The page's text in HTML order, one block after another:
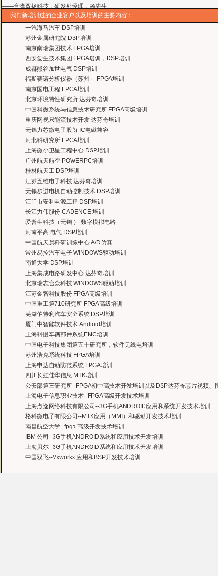
——台湾欧泽科技,张工
通过参加Symbian培训，再做Symbian相关的项目感觉更加得心应手了，理 论加
——IBM公司，沈经理
有曙海这样的DSP开发培训单位，是教育行业的财富，听了他们的课，茅塞顿开。
——上海医疗器械高等学校，罗老师
曙海的andriod 系统与应用培训完全符合了我公司的要求，达到了我公司培训的
上海贝尔，李工
曙海培训DSP2000的老师，上课思路清晰，口齿清楚，由浅入深，重点突出，培
达到了我们想要的效果，希望继续合作下去。
——中国电子科技集团技术部主任 马工
曙海的FPGA 培训很好地填补了高校FPGA培训空白，不错。总之，有利于学生
——上海电子，冯老师
曙海给我们公司提供的Dsp6000培训，符合我们项目的开发要求，解决了很多困
——公安部第三研究所，项目部负责人李先生
MTK培训-我在网上找了很久，就是找不到。在曙海居然有MTK驱动的培训，老
——台湾双扬科技，研发处经理，杨先生
曙海对我们公司的iPhone培训，实验项目很多，确实学到了东西。受益无穷 啊
——台湾欧泽科技,张工
通过参加Symbian培训，再做Symbian相关的项目感觉更加得心应手了，理 论加
——IBM公司，沈经理
有曙海这样的DSP开发培训单位，是教育行业的财富，听了他们的课，茅塞顿开。
——上海医疗器械高等学校，罗老师
我们新培训过的企业客户以及培训的主要内容：
一汽海马汽车 DSP培训
苏州金属研究院 DSP培训
南京南瑞集团技术 FPGA培训
西安爱生技术集团 FPGA培训，DSP培训
成都熊谷加世电气 DSP培训
福斯赛诺分析仪器（苏州） FPGA培训
南京国电工程 FPGA培训
北京环境特性研究所 达芬奇培训
中国科微系统与信息技术研究所 FPGA高级培训
重庆网视只能流技术开发 达芬奇培训
无锡力芯微电子股份 IC电磁兼容
河北科研究所 FPGA培训
上海微小卫星工程中心 DSP培训
广州航天航空 POWERPC培训
桂林航天工 DSP培训
江苏五维电子科技 达芬奇培训
无锡步进电机自动控制技术 DSP培训
江门市安利电源工程 DSP培训
长江力伟股份 CADENCE 培训
爱普生科技（无锡 ） 数字模拟电路
河南平高 电气 DSP培训
中国航天员科研训练中心 A/D仿真
常州易控汽车电子 WINDOWS驱动培训
南通大学 DSP培训
上海集成电路研发中心 达芬奇培训
北京瑞志合众科技 WINDOWS驱动培训
江苏金智科技股份 FPGA高级培训
中国重工第710研究所 FPGA高级培训
芜湖伯特利汽车安全系统 DSP培训
厦门中智能软件技术 Android培训
上海科慢车辆部件系统EMC培训
中国电子科技集团第五十研究所，软件无线电培训
苏州浩克系统科技 FPGA培训
上海申达自动防范系统 FPGA培训
四川长虹佳华信息 MTK培训
公安部第三研究所--FPGA初中高技术开发培训以及DSP达芬奇芯片视频、
上海电子信息职业技术--FPGA高级开发技术培训
上海点逸网络科技有限公司--3G手机ANDROID应用和系统开发技术培训
格科微电子有限公司--MTK应用（MMI）和驱动开发技术培训
南昌航空大学--fpga 高级开发技术培训
IBM 公司--3G手机ANDROID系统和应用技术开发培训
上海贝尔--3G手机ANDROID系统和应用技术开发培训
中国双飞--Vxworks 应用和BSP开发技术培训